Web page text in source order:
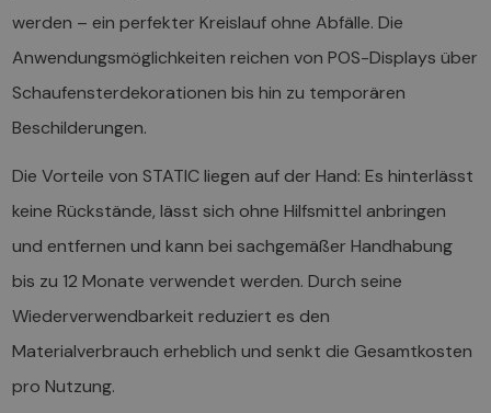
werden – ein perfekter Kreislauf ohne Abfälle. Die
Anwendungsmöglichkeiten reichen von POS-Displays über
Schaufensterdekorationen bis hin zu temporären
Beschilderungen.
Die Vorteile von STATIC liegen auf der Hand: Es hinterlässt
keine Rückstände, lässt sich ohne Hilfsmittel anbringen
und entfernen und kann bei sachgemäßer Handhabung
bis zu 12 Monate verwendet werden. Durch seine
Wiederverwendbarkeit reduziert es den
Materialverbrauch erheblich und senkt die Gesamtkosten
pro Nutzung.